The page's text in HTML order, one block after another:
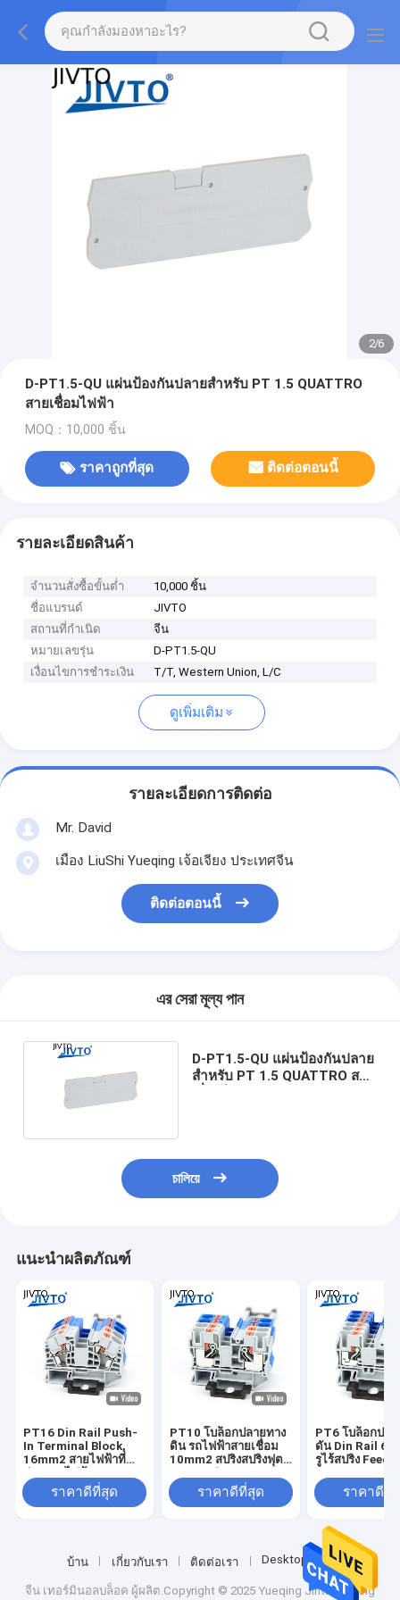
2/6
D-PT1.5-QU แผ่นป้องกันปลายสําหรับ PT 1.5 QUATTRO
สายเชื่อมไฟฟ้า
MOQ：10,000 ชิ้น
ราคาถูกที่สุด ติดต่อตอนนี้
รายละเอียดสินค้า
จำนวนสั่งซื้อขั้นต่ำ
10,000 ชิ้น
ชื่อแบรนด์
JIVTO
สถานที่กำเนิด
จีน
หมายเลขรุ่น
D-PT1.5-QU
เงื่อนไขการชำระเงิน
T/T, Western Union, L/C
ดูเพิ่มเติม
รายละเอียดการติดต่อ
Mr. David
เมือง LiuShi Yueqing เจ้อเจียง ประเทศจีน
ติดต่อตอนนี้
এর সেরা মূল্য পান
D-PT1.5-QU แผ่นป้องกันปลาย
สําหรับ PT 1.5 QUATTRO สาย
চালিয়ে
แนะนำผลิตภัณฑ์
PT16 Din Rail Push-
In Terminal Block,
16mm2 สายไฟฟ้าที่
ราคาดีที่สุด
PT10 โบล็อกปลายทาง
ดิน รถไฟฟ้าสายเชื่อม
10mm2 สปริงสปริงฟุต-
ราคาดีที่สุด
PT6 โบล็อกปลา
ดัน Din Rail
รูไร้สปริง Feed-
สายไฟฟ้าสตริป
ราคาดีที่
บ้าน เกี่ยวกับเรา ติดต่อเรา Desktop Site
จีน เทอร์มินอลบล็อค ผู้ผลิต.Copyright © 2025 Yueqing Jintu Trading